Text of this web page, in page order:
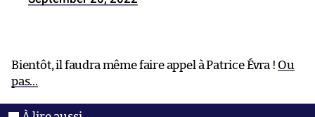
Bientôt, il faudra même faire appel à Patrice Évra ! Ou
pas…